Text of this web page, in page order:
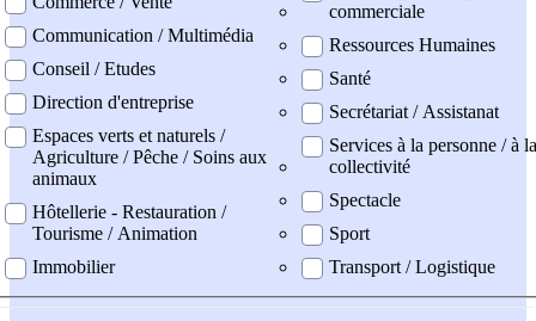
Communication / Multimédia
Conseil / Etudes
Direction d'entreprise
Espaces verts et naturels /
Agriculture / Pêche / Soins aux
animaux
Hôtellerie - Restauration /
Tourisme / Animation
Immobilier
commerciale
Ressources Humaines
Santé
Secrétariat / Assistanat
Services à la personne / à la
collectivité
Spectacle
Sport
Transport / Logistique